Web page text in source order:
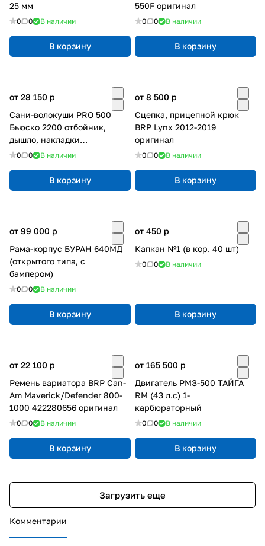
25 мм
0 0 В наличии
В корзину
550F оригинал
0 0 В наличии
В корзину
от 28 150 p
Сани-волокуши PRO 500
Бьюско 2200 отбойник,
дышло, накладки
(ЦентрПласт)
0 0 В наличии
В корзину
от 8 500 p
Сцепка, прицепной крюк
BRP Lynx 2012-2019
оригинал
0 0 В наличии
В корзину
от 99 000 p
Рама-корпус БУРАН 640МД
(открытого типа, с
бампером)
0 0 В наличии
В корзину
от 450 p
Капкан №1 (в кор. 40 шт)
0 0 В наличии
В корзину
от 22 100 p
Ремень вариатора BRP Can-
Am Maverick/Defender 800-
1000 422280656 оригинал
0 0 В наличии
В корзину
от 165 500 p
Двигатель РМЗ-500 ТАЙГА
RM (43 л.с) 1-
карбюраторный
0 0 В наличии
В корзину
Загрузить еще
Комментарии